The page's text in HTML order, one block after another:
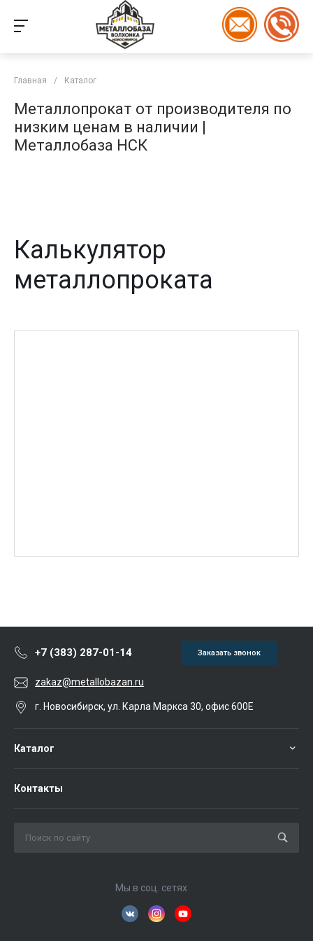
Главная / Каталог
Металлопрокат от производителя по
низким ценам в наличии |
Металлобаза НСК
Калькулятор
металлопроката
+7 (383) 287-01-14 Заказать звонок
zakaz@metallobazan.ru
г. Новосибирск, ул. Карла Маркса 30, офис 600Е
Каталог
Контакты
Мы в соц. сетях